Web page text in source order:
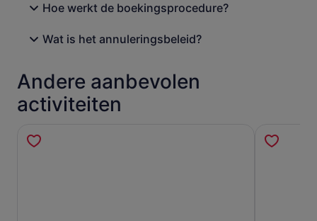
Hoe werkt de boekingsprocedure?
Wat is het annuleringsbeleid?
Andere aanbevolen
activiteiten